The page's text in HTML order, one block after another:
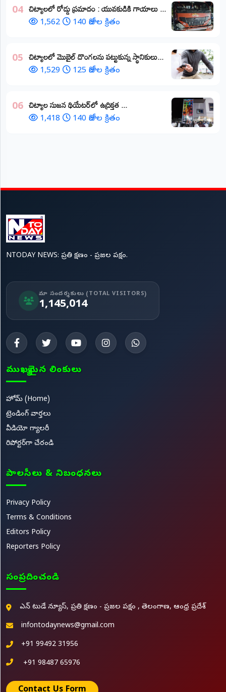
04 చిట్యాలలో రోడ్డు ప్రమాదం : యువకుడికి గాయాలు ​...
1,562 140 రోజుల క్రితం
05 చిట్యాలలో మొబైల్ దొంగలను పట్టుకున్న స్థానికులు...
1,529 125 రోజుల క్రితం
06 చిట్యాల సుజన థియేటర్‌లో ఉద్రిక్తత ...
1,418 140 రోజుల క్రితం
NTODAY NEWS: ప్రతి క్షణం - ప్రజల పక్షం.
మా సందర్శకులు (TOTAL VISITORS)
1,145,014
ముఖ్యమైన లింకులు
హోమ్ (Home)
ట్రెండింగ్ వార్తలు
వీడియో గ్యాలరీ
రిపోర్టర్‌గా చేరండి
పాలసీలు & నిబంధనలు
Privacy Policy
Terms & Conditions
Editors Policy
Reporters Policy
సంప్రదించండి
ఎన్ టుడే న్యూస్, ప్రతి క్షణం - ప్రజల పక్షం , తెలంగాణ, ఆంధ్ర ప్రదేశ్
infontodaynews@gmail.com
+91 99492 31956
+91 98487 65976